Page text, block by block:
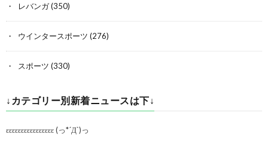
レバンガ(350)
ウインタースポーツ (276)
スポーツ (330)
↓カテゴリー別新着ニュースは下↓
εεεεεεεεεεεεεεεε (っ*´Д`)っ